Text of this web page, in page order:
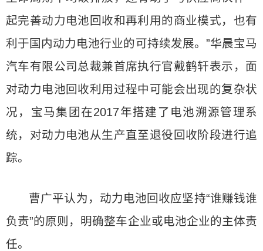
起完善动力电池回收和再利用的商业模式，也有
利于国内动力电池行业的可持续发展。”华晨宝马
汽车有限公司总裁兼首席执行官戴鹤轩表示，面
对动力电池回收利用过程中可能会出现的复杂状
况，宝马集团在2017年搭建了电池溯源管理系
统，对动力电池从生产直至退役回收阶段进行追
踪。
曹广平认为，动力电池回收应坚持“谁赚钱谁
负责”的原则，明确整车企业或电池企业的主体责
任。